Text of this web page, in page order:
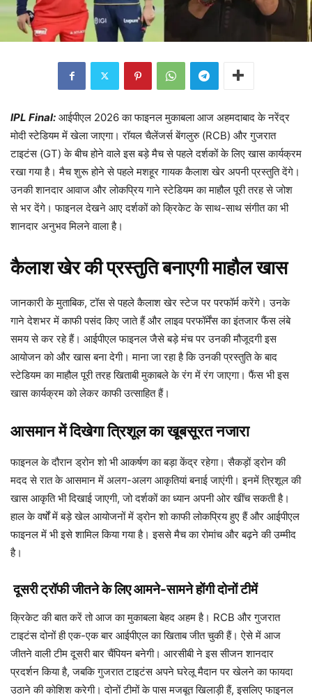
IPL Final: आईपीएल 2026 का फाइनल मुकाबला आज अहमदाबाद के नरेंद्र
मोदी स्टेडियम में खेला जाएगा। रॉयल चैलेंजर्स बेंगलुरु (RCB) और गुजरात
टाइटंस (GT) के बीच होने वाले इस बड़े मैच से पहले दर्शकों के लिए खास कार्यक्रम
रखा गया है। मैच शुरू होने से पहले मशहूर गायक कैलाश खेर अपनी प्रस्तुति देंगे।
उनकी शानदार आवाज और लोकप्रिय गाने स्टेडियम का माहौल पूरी तरह से जोश
से भर देंगे। फाइनल देखने आए दर्शकों को क्रिकेट के साथ-साथ संगीत का भी
शानदार अनुभव मिलने वाला है।
कैलाश खेर की प्रस्तुति बनाएगी माहौल खास
जानकारी के मुताबिक, टॉस से पहले कैलाश खेर स्टेज पर परफॉर्म करेंगे। उनके
गाने देशभर में काफी पसंद किए जाते हैं और लाइव परफॉर्मेंस का इंतजार फैंस लंबे
समय से कर रहे हैं। आईपीएल फाइनल जैसे बड़े मंच पर उनकी मौजूदगी इस
आयोजन को और खास बना देगी। माना जा रहा है कि उनकी प्रस्तुति के बाद
स्टेडियम का माहौल पूरी तरह खिताबी मुकाबले के रंग में रंग जाएगा। फैंस भी इस
खास कार्यक्रम को लेकर काफी उत्साहित हैं।
आसमान में दिखेगा त्रिशूल का खूबसूरत नजारा
फाइनल के दौरान ड्रोन शो भी आकर्षण का बड़ा केंद्र रहेगा। सैकड़ों ड्रोन की
मदद से रात के आसमान में अलग-अलग आकृतियां बनाई जाएंगी। इनमें त्रिशूल की
खास आकृति भी दिखाई जाएगी, जो दर्शकों का ध्यान अपनी ओर खींच सकती है।
हाल के वर्षों में बड़े खेल आयोजनों में ड्रोन शो काफी लोकप्रिय हुए हैं और आईपीएल
फाइनल में भी इसे शामिल किया गया है। इससे मैच का रोमांच और बढ़ने की उम्मीद
है।
दूसरी ट्रॉफी जीतने के लिए आमने-सामने होंगी दोनों टीमें
क्रिकेट की बात करें तो आज का मुकाबला बेहद अहम है। RCB और गुजरात
टाइटंस दोनों ही एक-एक बार आईपीएल का खिताब जीत चुकी हैं। ऐसे में आज
जीतने वाली टीम दूसरी बार चैंपियन बनेगी। आरसीबी ने इस सीजन शानदार
प्रदर्शन किया है, जबकि गुजरात टाइटंस अपने घरेलू मैदान पर खेलने का फायदा
उठाने की कोशिश करेगी। दोनों टीमों के पास मजबूत खिलाड़ी हैं, इसलिए फाइनल